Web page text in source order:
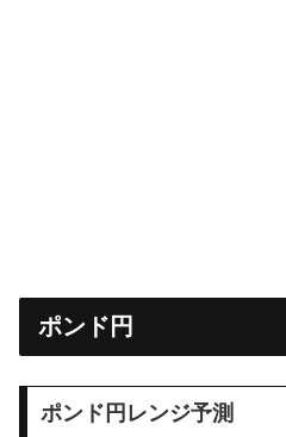
ポンド円
ポンド円レンジ予測